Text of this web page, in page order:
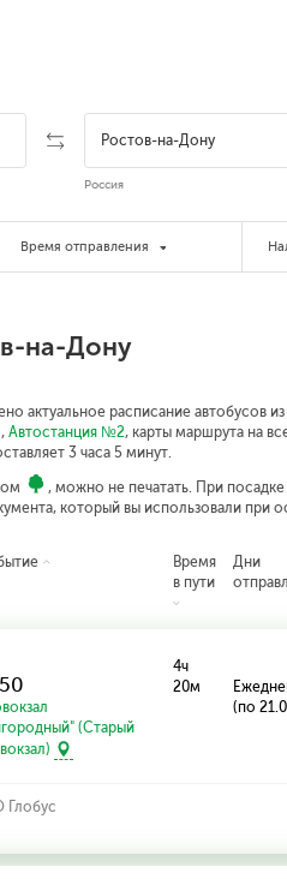
Россия
Время отправления
на-Дону
актуальное расписание автобусов
, Автостанция №2, карты маршрута на
3 часа 5 минут.
, можно не печатать. При
который вы использовали при
Время
в пути
Дни
(Старый
4ч
20м
(по